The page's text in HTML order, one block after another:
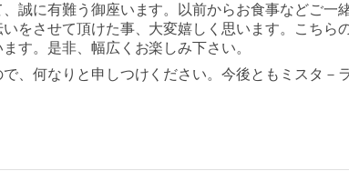
誠に有難う御座います。以前からお食事などご一
をさせて頂けた事、大変嬉しく思います。こちら
す。是非、幅広くお楽しみ下さい。
、何なりと申しつけください。今後ともミスタ－